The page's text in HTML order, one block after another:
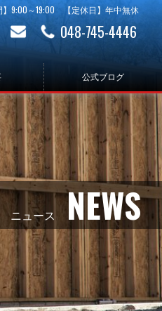
】9:00～19:00 【定休日】年中無休
048-745-4446
公式ブログ
ニュース NEWS